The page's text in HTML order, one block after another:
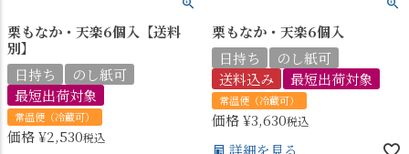
栗もなか・天楽6個入【送料
別】
日持ち
のし紙可
最短出荷対象
常温便（冷蔵可）
価格¥2,530税込
栗もなか・天楽6個入
日持ち
のし紙可
送料込み
最短出荷対象
常温便（冷蔵可）
価格¥3,630税込